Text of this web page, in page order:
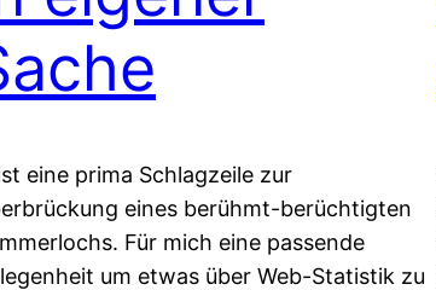
eine prima Schlagzeile zur
eines berühmt-berüchtigten
Für mich eine passende
um etwas über Web-Statistik zu